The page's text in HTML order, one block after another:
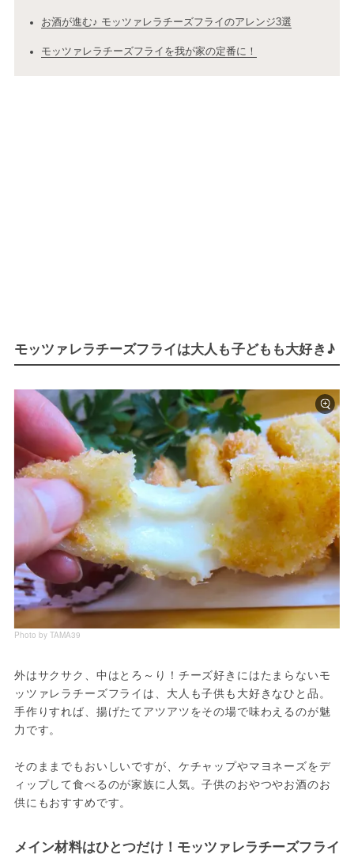
お酒が進む♪ モッツァレラチーズフライのアレンジ3選
モッツァレラチーズフライを我が家の定番に！
モッツァレラチーズフライは大人も子どもも大好き♪
Photo by TAMA39
外はサクサク、中はとろ～り！チーズ好きにはたまらないモ
ッツァレラチーズフライは、大人も子供も大好きなひと品。
手作りすれば、揚げたてアツアツをその場で味わえるのが魅
力です。
そのままでもおいしいですが、ケチャップやマヨネーズをデ
ィップして食べるのが家族に人気。子供のおやつやお酒のお
供にもおすすめです。
メイン材料はひとつだけ！モッツァレラチーズフライ